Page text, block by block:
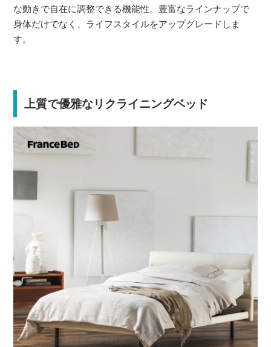
な動きで自在に調整できる機能性。豊富なラインナップで
身体だけでなく、ライフスタイルをアップグレードしま
す。
上質で優雅なリクライニングベッド